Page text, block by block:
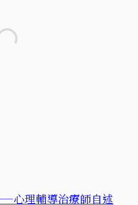
心理輔導治療師自述